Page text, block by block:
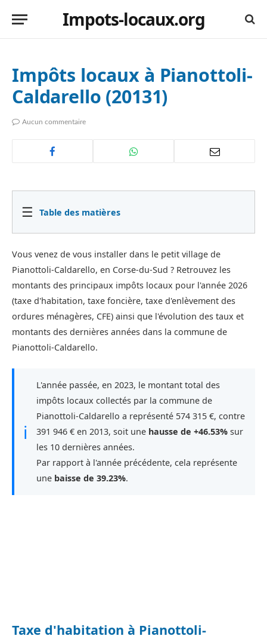
Impots-locaux.org
Impôts locaux à Pianottoli-
Caldarello (20131)
Aucun commentaire
☰ Table des matières
Vous venez de vous installer dans le petit village de
Pianottoli-Caldarello, en Corse-du-Sud ? Retrouvez les
montants des principaux impôts locaux pour l'année 2026
(taxe d'habitation, taxe foncière, taxe d'enlèvement des
ordures ménagères, CFE) ainsi que l'évolution des taux et
montants des dernières années dans la commune de
Pianottoli-Caldarello.
ℹ
L'année passée, en 2023, le montant total des
impôts locaux collectés par la commune de
Pianottoli-Caldarello a représenté 574 315 €, contre
391 946 € en 2013, soit une hausse de +46.53% sur
les 10 dernières années.
Par rapport à l'année précédente, cela représente
une baisse de 39.23%.
Taxe d'habitation à Pianottoli-